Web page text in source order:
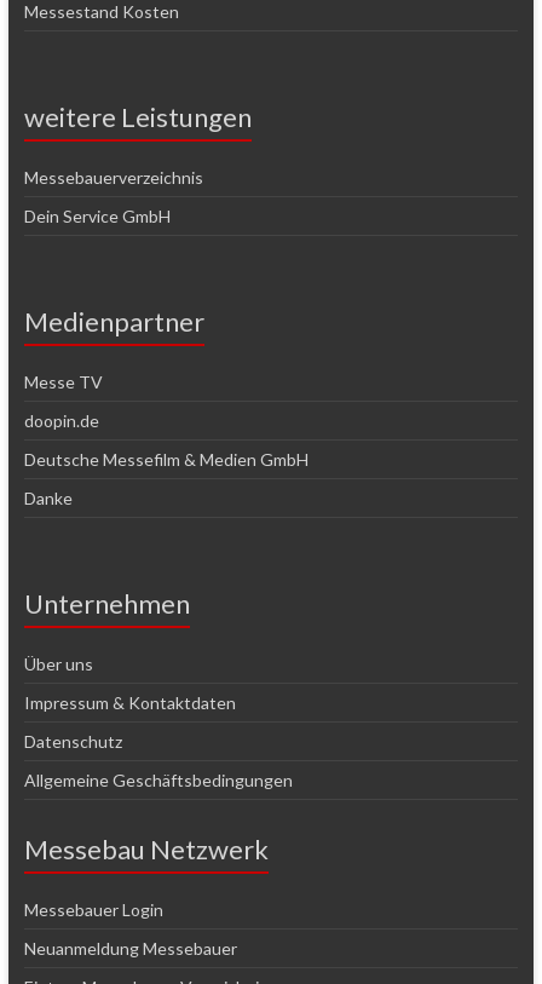
Messestand Kosten
weitere Leistungen
Messebauerverzeichnis
Dein Service GmbH
Medienpartner
Messe TV
doopin.de
Deutsche Messefilm & Medien GmbH
Danke
Unternehmen
Über uns
Impressum & Kontaktdaten
Datenschutz
Allgemeine Geschäftsbedingungen
Messebau Netzwerk
Messebauer Login
Neuanmeldung Messebauer